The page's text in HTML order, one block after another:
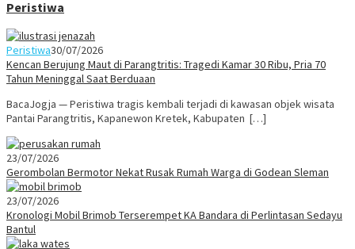
Peristiwa
Peristiwa30/07/2026
Kencan Berujung Maut di Parangtritis: Tragedi Kamar 30 Ribu, Pria 70
Tahun Meninggal Saat Berduaan
BacaJogja — Peristiwa tragis kembali terjadi di kawasan objek wisata
Pantai Parangtritis, Kapanewon Kretek, Kabupaten […]
23/07/2026
Gerombolan Bermotor Nekat Rusak Rumah Warga di Godean Sleman
23/07/2026
Kronologi Mobil Brimob Terserempet KA Bandara di Perlintasan Sedayu
Bantul